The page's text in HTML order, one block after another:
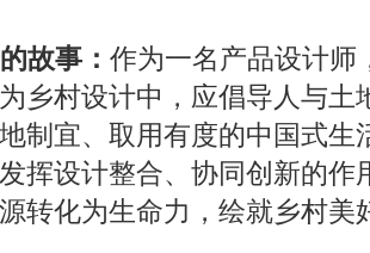
故事：作为一名产品设计师
乡村设计中，应倡导人与土
制宜、取用有度的中国式生
挥设计整合、协同创新的作
转化为生命力，绘就乡村美